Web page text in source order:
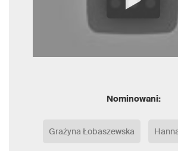
Nominowani:
Grażyna Łobaszewska